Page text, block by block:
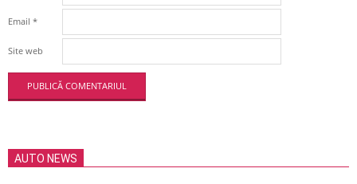
Email *
Site web
AUTO NEWS